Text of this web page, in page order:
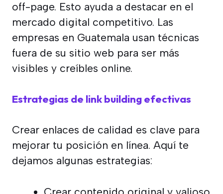
off-page. Esto ayuda a destacar en el
mercado digital competitivo. Las
empresas en Guatemala usan técnicas
fuera de su sitio web para ser más
visibles y creíbles online.
Estrategias de link building efectivas
Crear enlaces de calidad es clave para
mejorar tu posición en línea. Aquí te
dejamos algunas estrategias: